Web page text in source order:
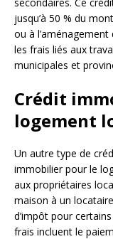
jusqu’à 50 % du
ou à
les frais liés aux
municipales et
Crédit
logement
Un autre type de
immobilier pour le
aux propriétaires
maison à un
d’impôt pour
frais incluent le